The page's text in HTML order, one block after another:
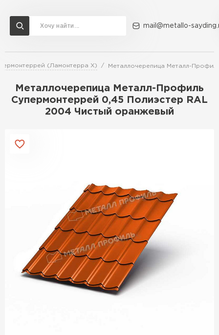
mail@metallo-
(Ламонтерра X) Металлочерепица Металл-
Металлочерепица Металл-Профиль
Супермонтеррей 0,45 Полиэстер RAL
2004 Чистый оранжевый
Доставка и оплата Акции О компании Контакты
Перейти в каталог